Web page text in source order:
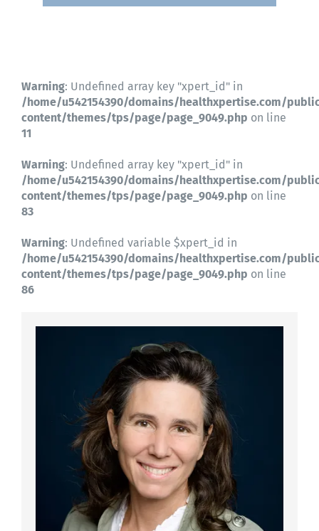
Warning: Undefined array key "xpert_id" in
/home/u542154390/domains/healthxpertise.com/
content/themes/tps/page/page_9049.php on line
11
Warning: Undefined array key "xpert_id" in
/home/u542154390/domains/healthxpertise.com/
content/themes/tps/page/page_9049.php on line
83
Warning: Undefined variable $xpert_id in
/home/u542154390/domains/healthxpertise.com/
content/themes/tps/page/page_9049.php on line
86